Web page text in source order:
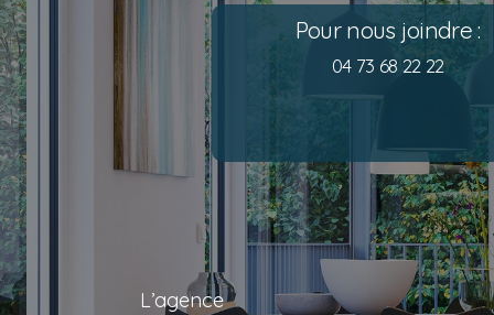
Pour nous joindre :
04 73 68 22 22
L’agence